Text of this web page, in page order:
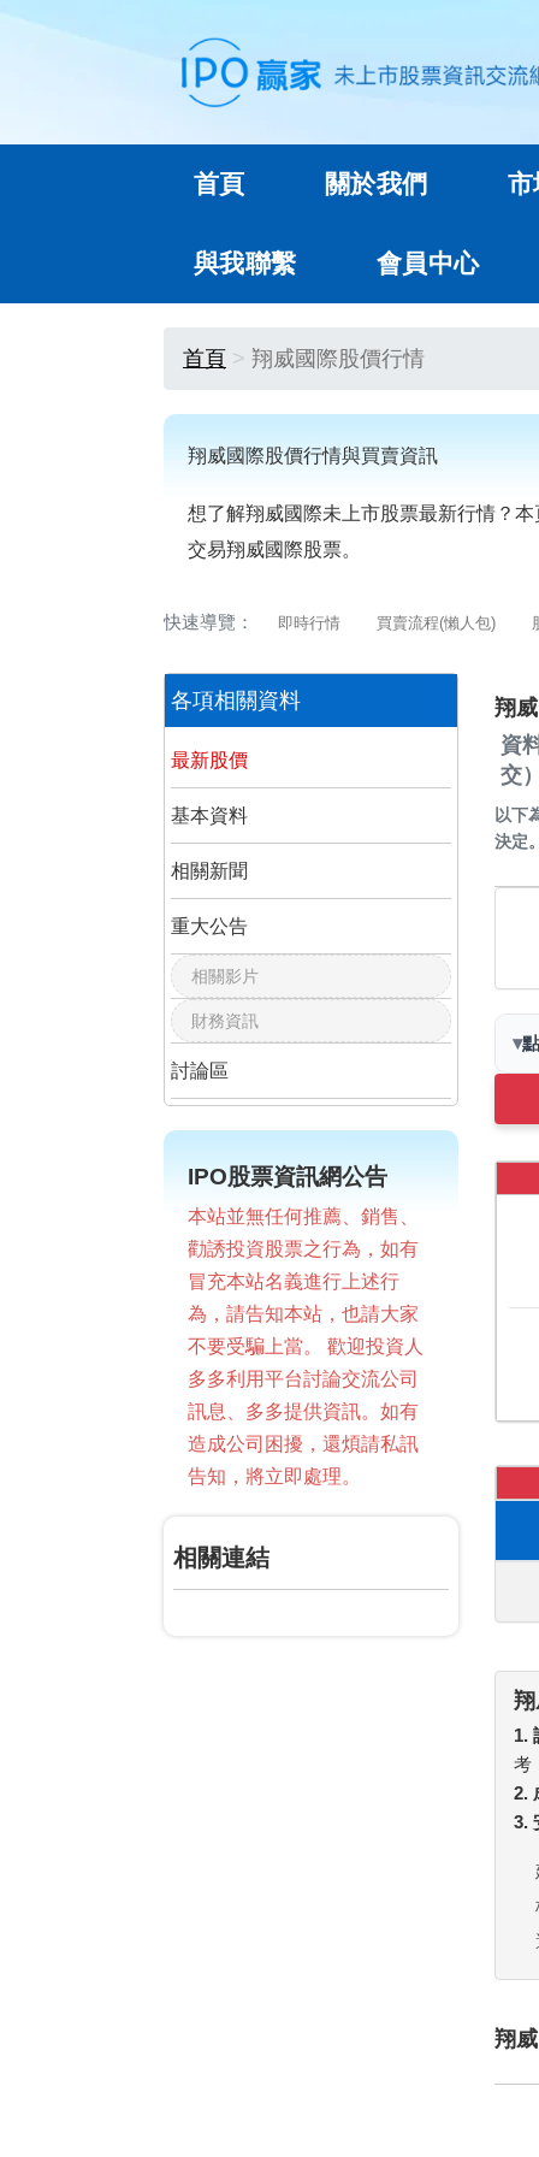
首頁 關於我們 市
與我聯繫 會員中心
首頁 翔威國際股價行情
翔威國際股價行情與買賣資訊
想了解翔威國際未上市股票最新行情？
交易翔威國際股票。
快速導覽： 即時行情 買賣流程(懶人包)
各項相關資料
最新股價
基本資料
相關新聞
重大公告
相關影片
財務資訊
討論區
IPO股票資訊網公告
本站並無任何推薦、銷售、
勸誘投資股票之行為，如有
冒充本站名義進行上述行
為，請告知本站，也請大家
不要受騙上當。 歡迎投資人
多多利用平台討論交流公司
訊息、多多提供資訊。如有
造成公司困擾，還煩請私訊
告知，將立即處理。
相關連結
翔
資
交
以下
決定
▾
1.
考
2.
3.
翔